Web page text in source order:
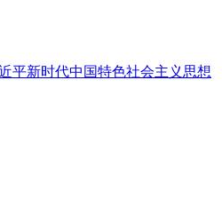
平新时代中国特色社会主义思想